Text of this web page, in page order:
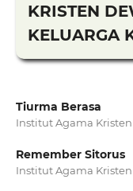
KRISTEN
KELUARGA
Tiurma Berasa
Institut Agama
Remember Sitorus
Institut Agama